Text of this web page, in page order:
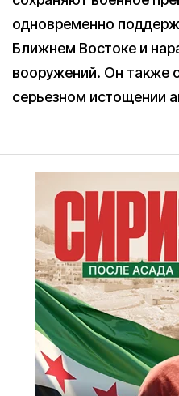
одновременно
Ближнем Востоке и
вооружений. Он также
серьезном истощении